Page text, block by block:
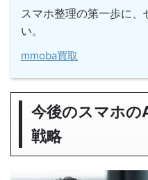
スマホ整理の第一歩に
い。
mmoba買取
今後のスマホの
戦略